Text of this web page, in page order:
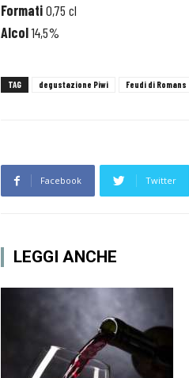
Formati0,75 cl
Alcol14,5%
TAG degustazione Piwi Feudi di Romans
Facebook Twitter
LEGGI ANCHE